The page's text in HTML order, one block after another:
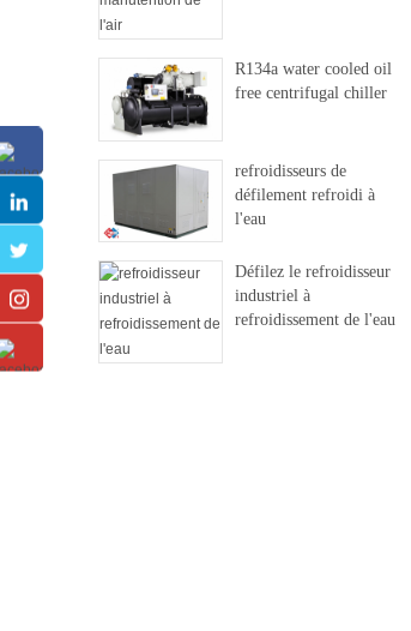
R134a water cooled oil
free centrifugal chiller
refroidisseurs de
défilement refroidi à
l'eau
Défilez le refroidisseur
industriel à
refroidissement de l'eau